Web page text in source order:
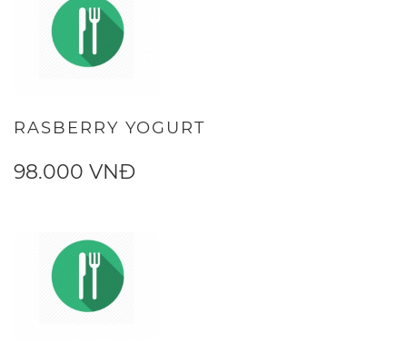
RASBERRY YOGURT
98.000 VNĐ